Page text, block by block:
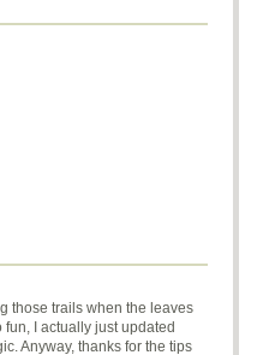
those trails when the leaves
I actually just updated
Anyway, thanks for the tips